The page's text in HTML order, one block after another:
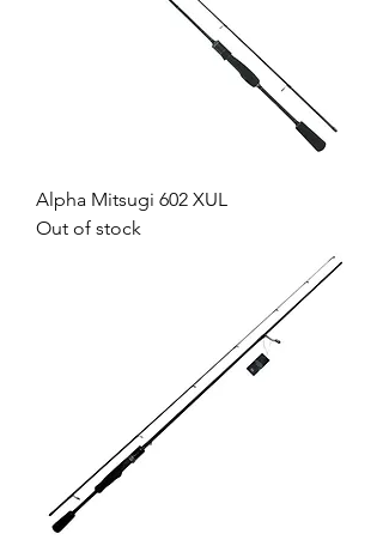
Alpha Mitsugi 602 XUL
Out of stock